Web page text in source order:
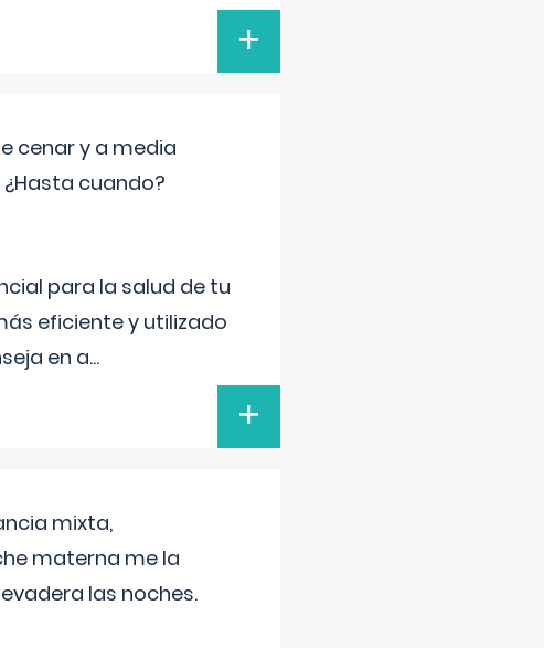
+
cenar y a media
cuando?
para la salud de tu
eficiente y utilizado
en a...
+
mixta,
materna me la
las noches.